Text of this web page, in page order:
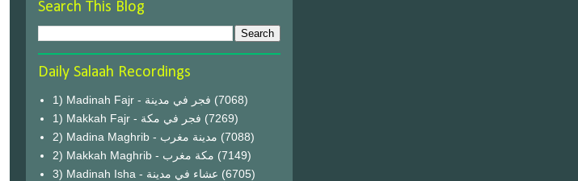
Search This Blog
Daily Salaah Recordings
1) Madinah Fajr - فجر في مدينة (7068)
1) Makkah Fajr - فجر في مكة (7269)
2) Madina Maghrib - مدينة مغرب (7088)
2) Makkah Maghrib - مكة مغرب (7149)
3) Madinah Isha - عشاء في مدينة (6705)